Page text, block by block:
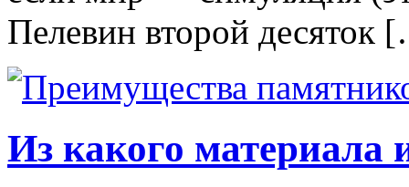
Пелевин второй десяток
Из какого материала